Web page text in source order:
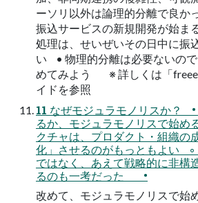
ーソリ以外は論理的分離で良
振込サービスの新規開発が始ま
処理は、せいぜいその日中に振
い • 物理的分離は必要ないの
めてみよう ※ 詳しくは「freee
イドを参照
11 なぜモジュラモノリスか？
るか、モジュラモノリスで始
クチャは、プロダクト・組織の
化」させるのがもっともよい ◦
ではなく、あえて戦略的に非構
るのも一考だった •
改めて、モジュラモノリスで始